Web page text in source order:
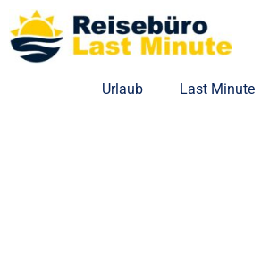
Zum
Inhalt
springen
Urlaub Last Minute